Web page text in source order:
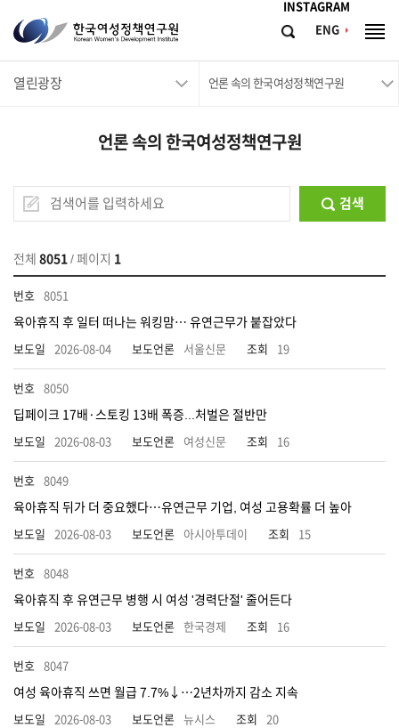
INSTAGRAM
ENG
한
국
여
구
원
Korean
Women's
Development
Institute
검
체
열린광장 언론 속의 한국여성정책연구원
언론 속의 한국여성정책연구원
검색
전체 8051 / 페이지 1
8051
육아휴직 후 일터 떠나는 워킹맘… 유연근무가 붙잡았다
2026-08-04 서울신문 19
8050
딥페이크 17배·스토킹 13배 폭증...처벌은 절반만
2026-08-03 여성신문 16
8049
육아휴직 뒤가 더 중요했다…유연근무 기업, 여성 고용확률 더 높아
2026-08-03 아시아투데이 15
8048
육아휴직 후 유연근무 병행 시 여성 '경력단절' 줄어든다
2026-08-03 한국경제 16
8047
여성 육아휴직 쓰면 월급 7.7%↓…2년차까지 감소 지속
2026-08-03 뉴시스 20